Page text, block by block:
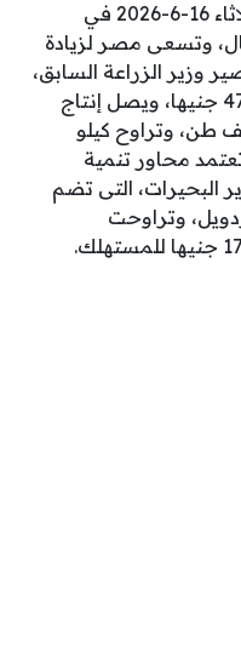
استقرت أسعار السمك اليوم الثلاثاء 16-6-2026 في
وتسعى مصر لزيادة
وزير الزراعة السابق،
وتراوح كيلو الدنيس بين 350 و475 جنيها، ويصل إنتاج
من الأسماك إلى 183 ألف طن، وتراوح كيلو
و270 جنيهًا.وتعتمد محاور تنمية
البحيرات، التى تضم
وتراوحت